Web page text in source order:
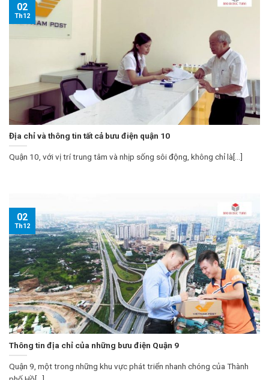
Địa chỉ và thông tin tất cả bưu điện quận 10
Quận 10, với vị trí trung tâm và nhịp sống sôi động, không chỉ là[...]
02
Th12
Thông tin địa chỉ của những bưu điện Quận 9
Quận 9, một trong những khu vực phát triển nhanh chóng của Thành
02
Th12